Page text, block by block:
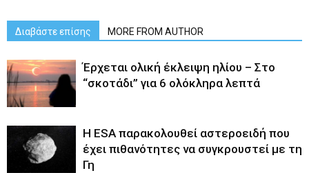
Διαβάστε επίσης MORE FROM AUTHOR
Έρχεται ολική έκλειψη ηλίου – Στο
“σκοτάδι” για 6 ολόκληρα λεπτά
Η ESA παρακολουθεί αστεροειδή που
έχει πιθανότητες να συγκρουστεί με τη
Γη